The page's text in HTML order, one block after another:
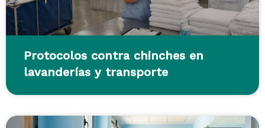
Protocolos contra chinches en
lavanderías y transporte